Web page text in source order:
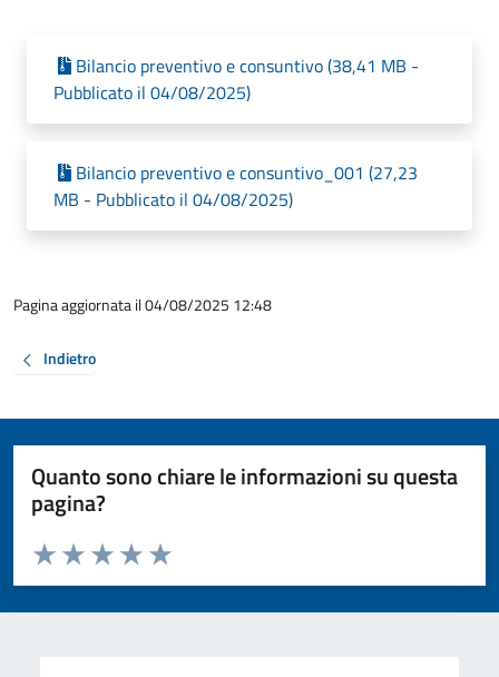
Bilancio preventivo e consuntivo (38,41 MB -
Pubblicato il 04/08/2025)
Bilancio preventivo e consuntivo_001 (27,23
MB - Pubblicato il 04/08/2025)
Pagina aggiornata il 04/08/2025 12:48
Indietro
Quanto sono chiare le informazioni su questa
pagina?
Valuta da 1 a 5 stelle la pagina
Valuta 5 stelle su 5
Valuta 4 stelle su 5
Valuta 3 stelle su 5
Valuta 2 stelle su 5
Valuta 1 stelle su 5